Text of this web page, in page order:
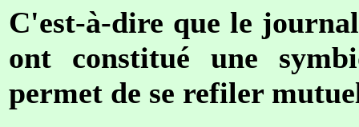
C'est-à-dire que le
ont constitué une
permet de se refiler